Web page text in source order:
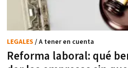
Reforma laboral: qué
LEGALES / A tener en cuenta